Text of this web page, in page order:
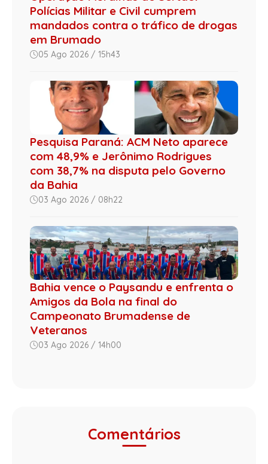
Polícias Militar e Civil cumprem
mandados contra o tráfico de drogas
em Brumado
05 Ago 2026 / 15h43
Pesquisa Paraná: ACM Neto aparece
com 48,9% e Jerônimo Rodrigues
com 38,7% na disputa pelo Governo
da Bahia
03 Ago 2026 / 08h22
Bahia vence o Paysandu e enfrenta o
Amigos da Bola na final do
Campeonato Brumadense de
Veteranos
03 Ago 2026 / 14h00
Comentários